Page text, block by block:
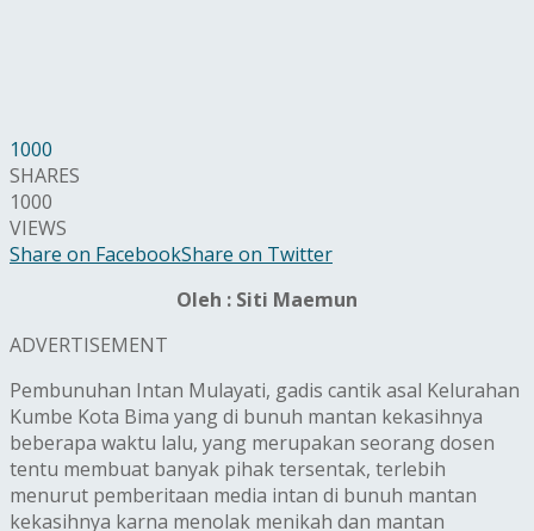
1000
SHARES
1000
VIEWS
Share on FacebookShare on Twitter
Oleh : Siti Maemun
ADVERTISEMENT
Pembunuhan Intan Mulayati, gadis cantik asal Kelurahan
Kumbe Kota Bima yang di bunuh mantan kekasihnya
beberapa waktu lalu, yang merupakan seorang dosen
tentu membuat banyak pihak tersentak, terlebih
menurut pemberitaan media intan di bunuh mantan
kekasihnya karna menolak menikah dan mantan